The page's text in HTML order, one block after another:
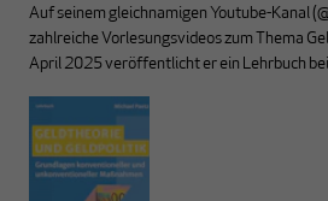
Auf seinem gleichnamigen Youtube-Kanal
zahlreiche Vorlesungsvideos zum Thema
April 2025 veröffentlicht er ein Lehrbuch